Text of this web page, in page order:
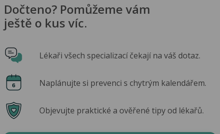
Dočteno? Pomůžeme vám
ještě o kus víc.
Lékaři všech specializací čekají na váš dotaz.
Naplánujte si prevenci s chytrým kalendářem.
Objevujte praktické a ověřené tipy od lékařů.